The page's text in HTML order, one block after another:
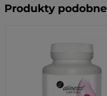
Produkty podobne